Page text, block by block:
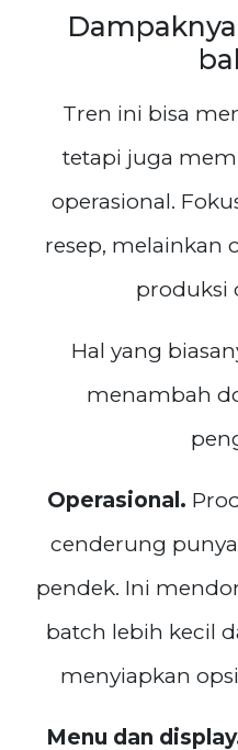
Tren ini bisa
tetapi juga
operasional.
resep, melainkan
produksi
Hal yang
menambah
Operasional.
cenderung
pendek. Ini
batch lebih kecil
menyiapkan
Menu dan